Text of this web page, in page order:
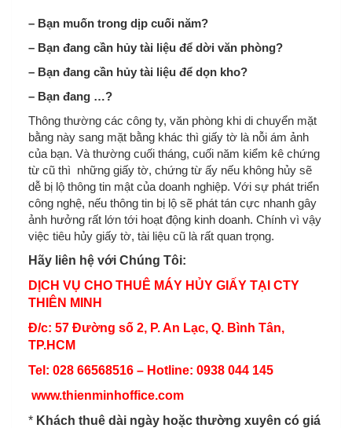
– Bạn muốn trong dịp cuối năm?
– Bạn đang cần hủy tài liệu để dời văn phòng?
– Bạn đang cần hủy tài liệu để dọn kho?
– Bạn đang …?
Thông thường các công ty, văn phòng khi di chuyển mặt
bằng này sang mặt bằng khác thì giấy tờ là nỗi ám ảnh
của bạn. Và thường cuối tháng, cuối năm kiểm kê chứng
từ cũ thì những giấy tờ, chứng từ ấy nếu không hủy sẽ
dễ bị lộ thông tin mật của doanh nghiệp. Với sự phát triển
công nghệ, nếu thông tin bị lộ sẽ phát tán cực nhanh gây
ảnh hưởng rất lớn tới hoạt động kinh doanh. Chính vì vậy
việc tiêu hủy giấy tờ, tài liệu cũ là rất quan trọng.
Hãy liên hệ với Chúng Tôi:
DỊCH VỤ CHO THUÊ MÁY HỦY GIẤY TẠI CTY
THIÊN MINH
Đ/c: 57 Đường số 2, P. An Lạc, Q. Bình Tân,
TP.HCM
Tel: 028 66568516 – Hotline: 0938 044 145
www.thienminhoffice.com
* Khách thuê dài ngày hoặc thường xuyên có giá